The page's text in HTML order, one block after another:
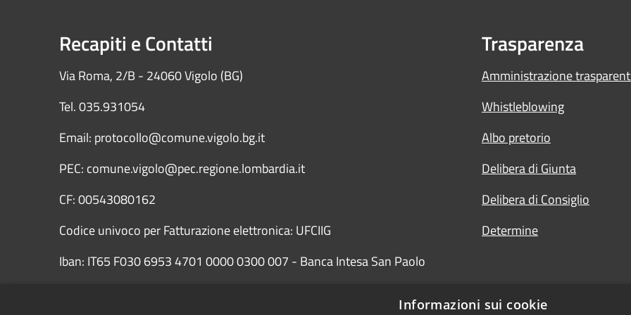
Recapiti e Contatti
Via Roma, 2/B - 24060 Vigolo (BG)
Tel. 035.931054
Email: protocollo@comune.vigolo.bg.it
PEC: comune.vigolo@pec.regione.lombardia.it
CF: 00543080162
Codice univoco per Fatturazione elettronica: UFCIIG
Iban: IT65 F030 6953 4701 0000 0300 007 - Banca Intesa San Paolo
Trasparenza
Amministrazione
Whistleblowing
Albo pretorio
Delibera di Giunta
Delibera di Consiglio
Determine
Informazioni sui cookie